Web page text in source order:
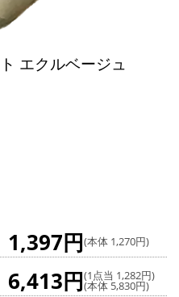
エクルベージュ
1,397円(本体 1,270円)
6,413円(1点当 1,282円)
(本体 5,830円)